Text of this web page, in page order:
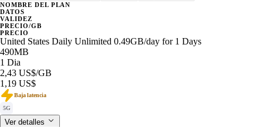
NOMBRE DEL PLAN
DATOS
VALIDEZ
PRECIO/GB
PRECIO
United States Daily Unlimited 0.49GB/day for 1 Days
490MB
1 Dia
2,43 US$/GB
1,19 US$
Baja latencia
5G
Ver detalles